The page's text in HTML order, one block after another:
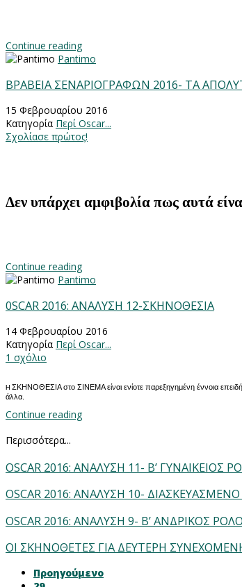
Continue reading
Pantimo
ΒΡΑΒΕΙΑ ΣΕΝΑΡΙΟΓΡΑΦΩΝ 2016- ΤΑ
15 Φεβρουαρίου 2016
Κατηγορία Περί Oscar...
Σχολίασε πρώτος!
Δεν υπάρχει αμφιβολία πως αυτά
Continue reading
Pantimo
0SCAR 2016: ΑΝΑΛΥΣΗ 12-ΣΚΗΝΟΘΕΣΙΑ
14 Φεβρουαρίου 2016
Κατηγορία Περί Oscar...
1 σχόλιο
H ΣΚΗΝΟΘΕΣΙΑ στο ΣΙΝΕΜΑ είναι ενίοτε παρεξηγημένη έννοια
άλλα.
Continue reading
Περισσότερα...
OSCAR 2016: ΑΝΑΛΥΣΗ 11- Β’ ΓΥΝΑΙΚΕΙΟΣ
OSCAR 2016: ΑΝΑΛΥΣΗ 10-
OSCAR 2016: ΑΝΑΛΥΣΗ 9- Β’ ΑΝΔΡΙΚΟΣ
ΟΙ ΣΚΗΝΟΘΕΤΕΣ ΓΙΑ ΔΕΥΤΕΡΗ
Προηγούμενο